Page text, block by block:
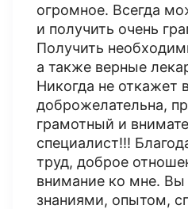
огромное. Всегда
и получить очень
Получить
а также верные
Никогда не откажет
доброжелательна,
грамотный и
специалист!!!
труд, доброе
внимание ко мне.
знаниями, опытом,